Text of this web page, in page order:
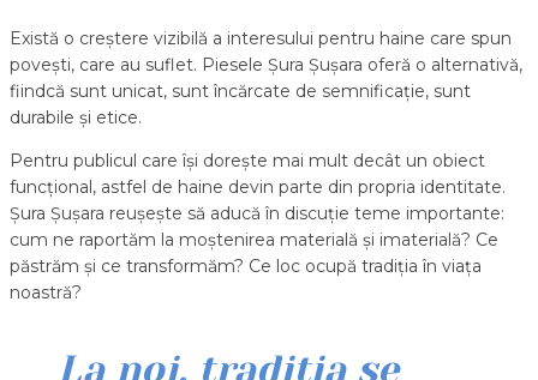
Există o creștere vizibilă a interesului pentru haine care spun
povești, care au suflet. Piesele Șura Șușara oferă o alternativă,
fiindcă sunt unicat, sunt încărcate de semnificație, sunt
durabile și etice.
Pentru publicul care își dorește mai mult decât un obiect
funcțional, astfel de haine devin parte din propria identitate.
Șura Șușara reușește să aducă în discuție teme importante:
cum ne raportăm la moștenirea materială și imaterială? Ce
păstrăm și ce transformăm? Ce loc ocupă tradiția în viața
noastră?
La noi, tradiția se